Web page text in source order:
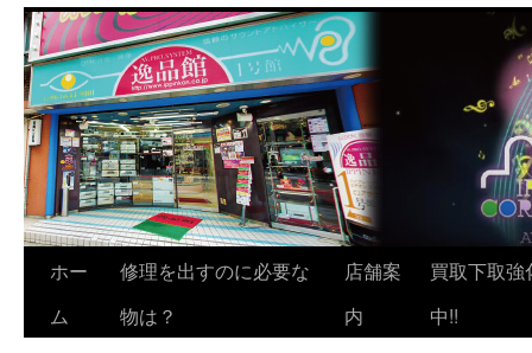
ホー
ム
修理を出すのに必要な
物は？
店舗案
内
買取下取強
中!!